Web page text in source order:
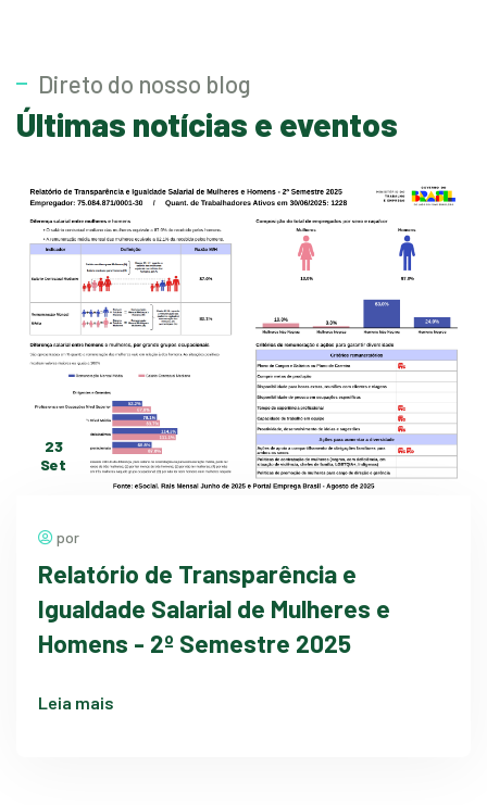
Direto do nosso blog
Últimas notícias e eventos
23
Set
por
Relatório de Transparência e
Igualdade Salarial de Mulheres e
Homens - 2º Semestre 2025
Leia mais